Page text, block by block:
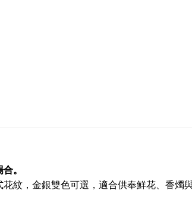
。
紋，金銀雙色可選，適合供奉鮮花、香燭與